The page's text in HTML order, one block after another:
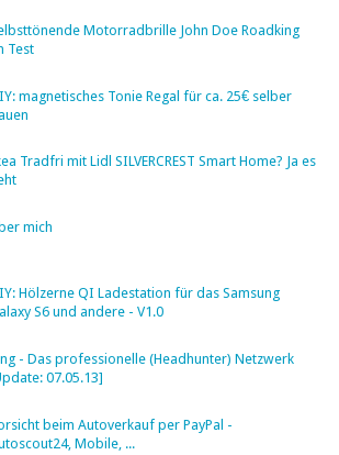
Motorradbrille John Doe Roadking
Test
magnetisches Tonie Regal für ca. 25€ selber
Tradfri mit Lidl SILVERCREST Smart Home? Ja es
mich
Hölzerne QI Ladestation für das Samsung
S6 und andere - V1.0
- Das professionelle (Headhunter) Netzwerk
07.05.13]
beim Autoverkauf per PayPal -
Mobile, ...